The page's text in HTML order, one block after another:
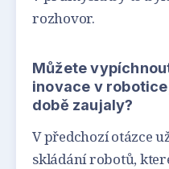
rozhovor.
Můžete
inovace v
době zaujaly?
V předchozí otázce
skládání robotů,